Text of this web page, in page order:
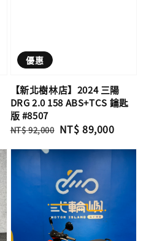
優惠
【新北樹林店】2024 三陽
DRG 2.0 158 ABS+TCS 鑰匙
版 #8507
Regular
NT$ 92,000 Sale
NT$ 89,000